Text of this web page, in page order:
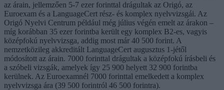
az árain, jellemzően 5-7 ezer forinttal drágultak az Origó, az
Euroexam és a LanguageCert rész- és komplex nyelvvizsgái. Az
Origó Nyelvi Centrum például még július végén emelt az árakon –
míg korábban 35 ezer forintba került egy komplex B2-es, vagyis
középfokú nyelvvizsga, addig most már 40 500 forint. A
nemzetközileg akkreditált LanguageCert augusztus 1-jétől
módosított az árain. 7000 forinttal drágultak a középfokú írásbeli és
a szóbeli vizsgák, amelyek így 25 900 helyett 32 900 forintba
kerülnek. Az Euroexamnél 7000 forinttal emelkedett a komplex
nyelvvizsga ára (39 500 forintról 46 500 forintra).